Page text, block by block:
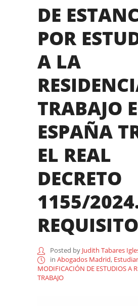
DE
POR
A LA
TRABAJO
ESPAÑA
EL REAL
DECRETO
1155/
Posted by Judith Tabares
in Abogados Madrid,
MODIFICACIÓN DE ESTUDIOS A
TRABAJO